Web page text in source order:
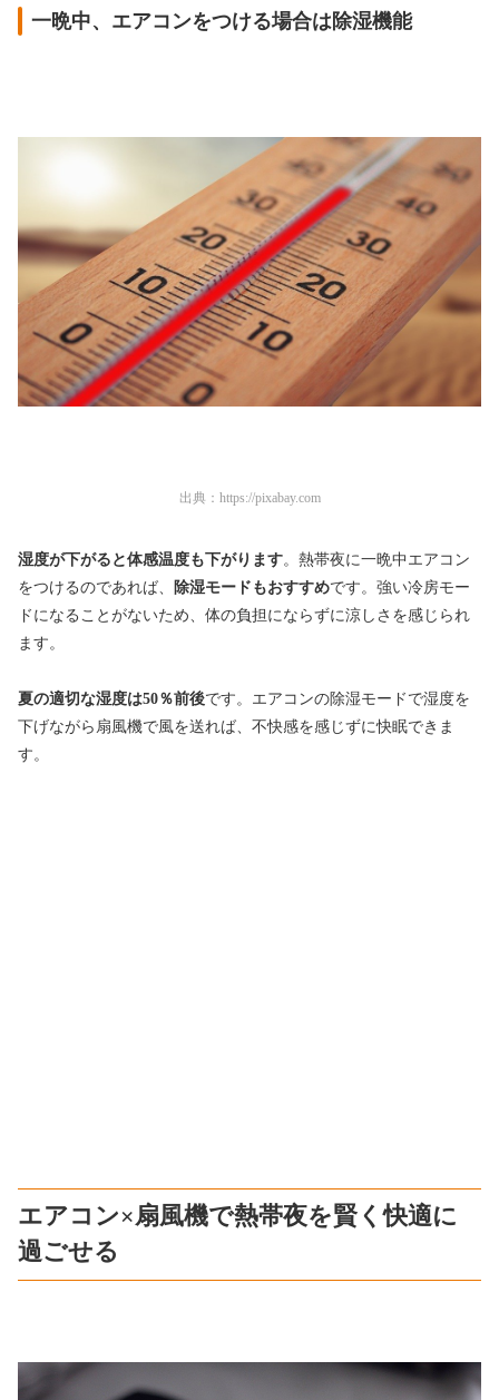
一晩中、エアコンをつける場合は除湿機能
出典： https://pixabay.com
湿度が下がると体感温度も下がります。熱帯夜に一晩中エアコン
をつけるのであれば、
除湿モードもおすすめです。強い冷房モー
ドになることがないため、体の負担にならずに涼しさを感じられ
ます。
夏の適切な湿度は50％前後です。エアコンの除湿モードで湿度を
下げながら扇風機で風を送れば、不快感を感じずに快眠できま
す。
エアコン×扇風機で熱帯夜を賢く快適に
過ごせる